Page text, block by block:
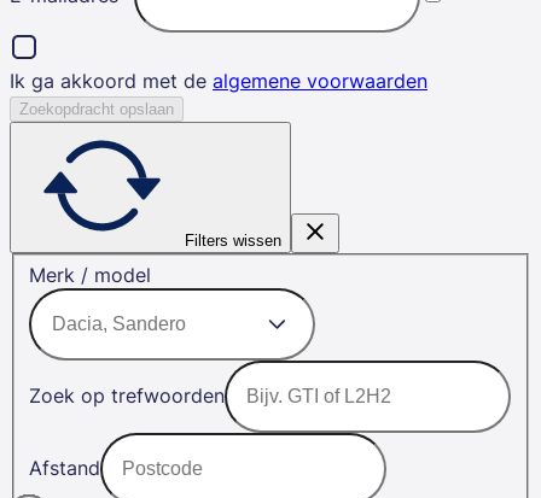
Ik ga akkoord met de algemene voorwaarden
Zoekopdracht opslaan
Filters wissen
Merk / model
Zoek op trefwoorden
Afstand